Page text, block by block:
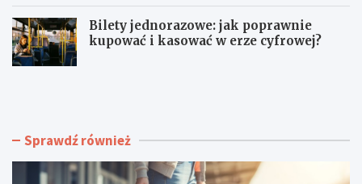
Bilety jednorazowe: jak poprawnie
kupować i kasować w erze cyfrowej?
R
n
D
k Sprawdź również